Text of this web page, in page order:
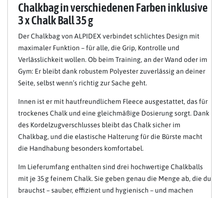
Chalkbag in verschiedenen Farben inklusive
3 x Chalk Ball 35 g
Der Chalkbag von ALPIDEX verbindet schlichtes Design mit
maximaler Funktion – für alle, die Grip, Kontrolle und
Verlässlichkeit wollen. Ob beim Training, an der Wand oder im
Gym: Er bleibt dank robustem Polyester zuverlässig an deiner
Seite, selbst wenn’s richtig zur Sache geht.
Innen ist er mit hautfreundlichem Fleece ausgestattet, das für
trockenes Chalk und eine gleichmäßige Dosierung sorgt. Dank
des Kordelzugverschlusses bleibt das Chalk sicher im
Chalkbag, und die elastische Halterung für die Bürste macht
die Handhabung besonders komfortabel.
Im Lieferumfang enthalten sind drei hochwertige Chalkballs
mit je 35 g feinem Chalk. Sie geben genau die Menge ab, die du
brauchst – sauber, effizient und hygienisch – und machen